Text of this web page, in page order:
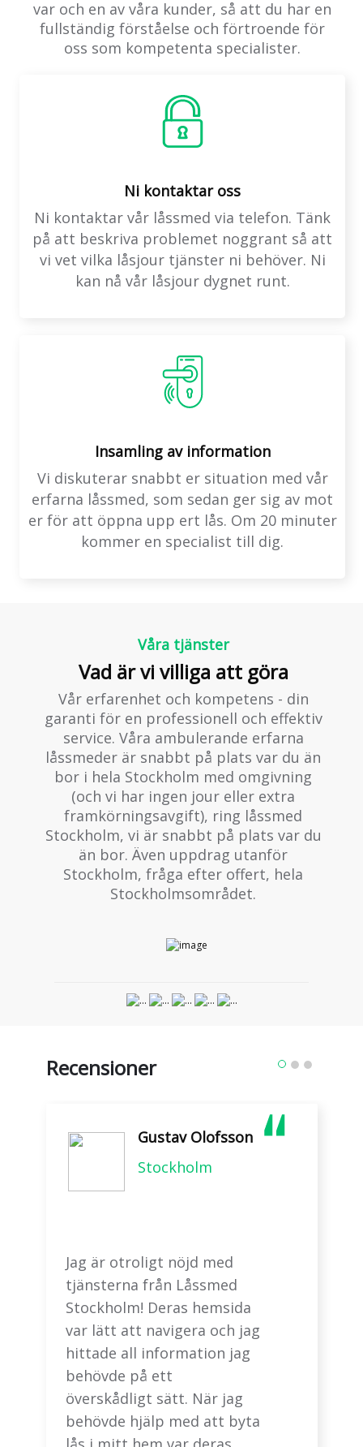
var och en av våra kunder, så att du har en
fullständig förståelse och förtroende för
oss som kompetenta specialister.
Ni kontaktar oss
Ni kontaktar vår låssmed via telefon. Tänk
på att beskriva problemet noggrant så att
vi vet vilka låsjour tjänster ni behöver. Ni
kan nå vår låsjour dygnet runt.
Insamling av information
Vi diskuterar snabbt er situation med vår
erfarna låssmed, som sedan ger sig av mot
er för att öppna upp ert lås. Om 20 minuter
kommer en specialist till dig.
Våra tjänster
Vad är vi villiga att göra
Vår erfarenhet och kompetens - din
garanti för en professionell och effektiv
service. Våra ambulerande erfarna
låssmeder är snabbt på plats var du än
bor i hela Stockholm med omgivning
(och vi har ingen jour eller extra
framkörningsavgift), ring låssmed
Stockholm, vi är snabbt på plats var du
än bor. Även uppdrag utanför
Stockholm, fråga efter offert, hela
Stockholmsområdet.
Recensioner
Gustav Olofsson
Stockholm
Jag är otroligt nöjd med
tjänsterna från Låssmed
Stockholm! Deras hemsida
var lätt att navigera och jag
hittade all information jag
behövde på ett
överskådligt sätt. När jag
behövde hjälp med att byta